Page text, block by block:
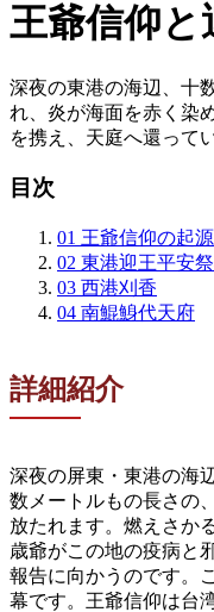
王爺信仰と
深夜の東港の海辺、十
れ、炎が海面を赤く染
を携え、天庭へ還って
目次
01 王爺信仰の起源
02 東港迎王平安
03 西港刈香
04 南鯤鯓代天府
詳細紹介
深夜の屏東・東港の海
数メートルもの長さの
放たれます。燃えさ
歳爺がこの地の疫病と
報告に向かうのです。
幕です。王爺信仰は台